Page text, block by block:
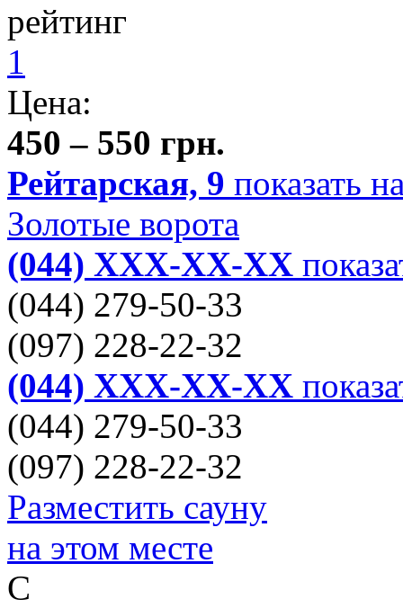
рейтинг
1
Цена:
450 – 550 грн.
Рейтарская, 9 показать
Золотые ворота
(044) XXX-XX-XX
(044) 279-50-33
(097) 228-22-32
(044) XXX-XX-XX
(044) 279-50-33
(097) 228-22-32
Разместить сауну
на этом месте
С